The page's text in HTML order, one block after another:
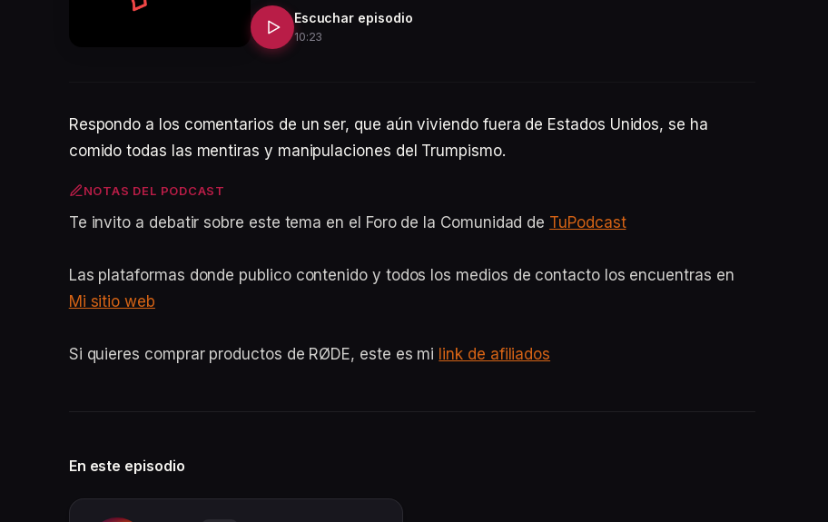
Escuchar episodio
10:23
Respondo a los comentarios de un ser, que aún viviendo fuera de Estados Unidos, se ha
comido todas las mentiras y manipulaciones del Trumpismo.
NOTAS DEL PODCAST
Te invito a debatir sobre este tema en el Foro de la Comunidad de TuPodcast
Las plataformas donde publico contenido y todos los medios de contacto los encuentras en
Mi sitio web
Si quieres comprar productos de RØDE, este es mi link de afiliados
En este episodio